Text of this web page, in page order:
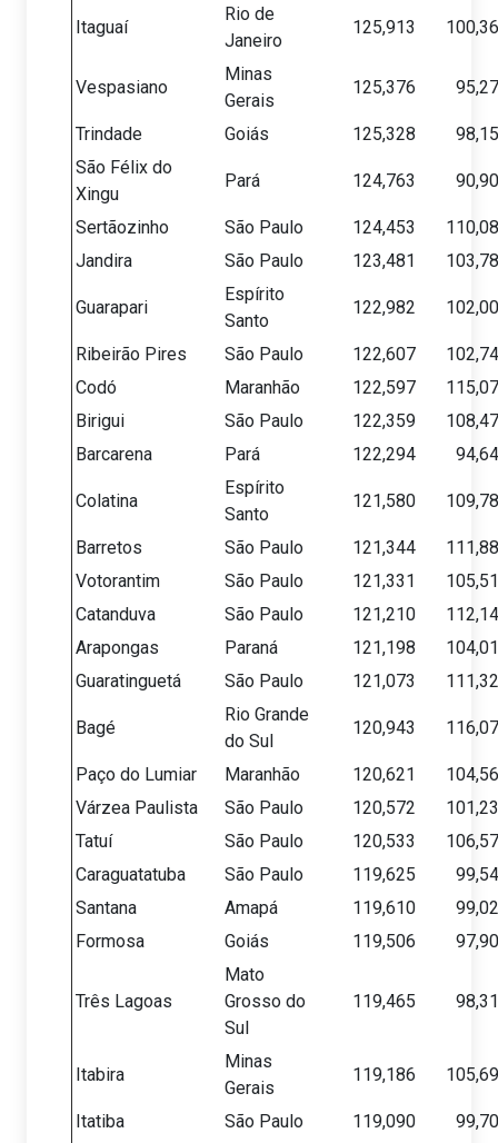
Itaguaí
Rio de
Janeiro
125,913
Vespasiano
Minas
Gerais
125,376
Trindade Goiás 125,328
São Félix do
Xingu
Pará 124,763
Sertãozinho São Paulo 124,453
Jandira
São Paulo 123,481
Guarapari
Espírito
Santo
122,982
Ribeirão Pires São Paulo 122,607
Codó
Maranhão 122,597
Birigui
São Paulo 122,359
Barcarena
Pará 122,294
Colatina
Espírito
Santo
121,580
Barretos São Paulo 121,344
Votorantim
São Paulo 121,331
Catanduva
São Paulo 121,210
Arapongas
Paraná 121,198
Guaratinguetá
São Paulo 121,073
Bagé
Rio Grande
do Sul
120,943
Paço do Lumiar Maranhão 120,621
Várzea Paulista
São Paulo 120,572
Tatuí
São Paulo 120,533
Caraguatatuba
São Paulo 119,625
Santana
Amapá 119,610
Formosa
Goiás 119,506
Três Lagoas
Mato
Grosso do
Sul
119,465
Itabira
Minas
Gerais
119,186
Itatiba São Paulo 119,090